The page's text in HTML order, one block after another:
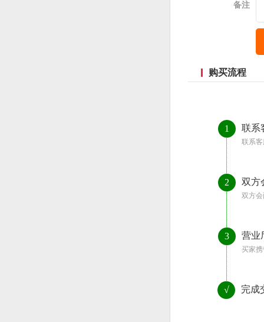
备注
购买流程
1 联系
联系
2 双方
双方
3 营业
买家
√ 完成